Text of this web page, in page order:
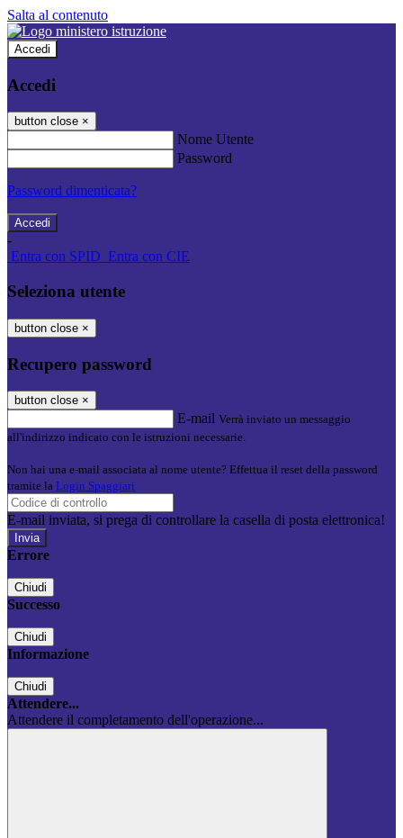
Salta al contenuto
Accedi
Accedi
button close ×
Nome Utente
Password
Password dimenticata?
-
Entra con SPID Entra con CIE
Seleziona utente
button close ×
Recupero password
button close ×
E-mail Verrà inviato un messaggio
all'indirizzo indicato con le istruzioni necessarie.
Non hai una e-mail associata al nome utente? Effettua il reset della password
tramite la Login Spaggiari
E-mail inviata, si prega di controllare la casella di posta elettronica!
Errore
Chiudi
Successo
Chiudi
Informazione
Chiudi
Attendere...
Attendere il completamento dell'operazione...